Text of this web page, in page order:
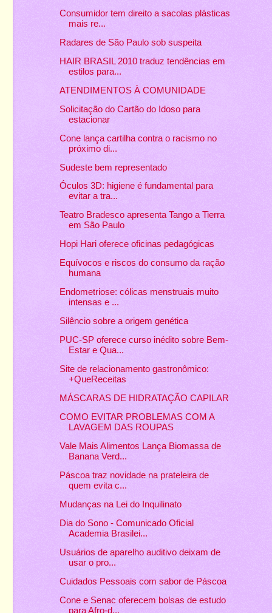
Consumidor tem direito a sacolas plásticas
mais re...
Radares de São Paulo sob suspeita
HAIR BRASIL 2010 traduz tendências em
estilos para...
ATENDIMENTOS À COMUNIDADE
Solicitação do Cartão do Idoso para
estacionar
Cone lança cartilha contra o racismo no
próximo di...
Sudeste bem representado
Óculos 3D: higiene é fundamental para
evitar a tra...
Teatro Bradesco apresenta Tango a Tierra
em São Paulo
Hopi Hari oferece oficinas pedagógicas
Equívocos e riscos do consumo da ração
humana
Endometriose: cólicas menstruais muito
intensas e ...
Silêncio sobre a origem genética
PUC-SP oferece curso inédito sobre Bem-
Estar e Qua...
Site de relacionamento gastronômico:
+QueReceitas
MÁSCARAS DE HIDRATAÇÃO CAPILAR
COMO EVITAR PROBLEMAS COM A
LAVAGEM DAS ROUPAS
Vale Mais Alimentos Lança Biomassa de
Banana Verd...
Páscoa traz novidade na prateleira de
quem evita c...
Mudanças na Lei do Inquilinato
Dia do Sono - Comunicado Oficial
Academia Brasilei...
Usuários de aparelho auditivo deixam de
usar o pro...
Cuidados Pessoais com sabor de Páscoa
Cone e Senac oferecem bolsas de estudo
para Afro-d...